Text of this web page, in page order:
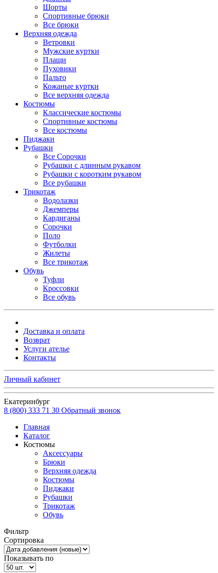
Шорты
Спортивные брюки
Все брюки
Верхняя одежда
Ветровки
Мужские куртки
Плащи
Пуховики
Пальто
Кожаные куртки
Все верхняя одежда
Костюмы
Классические костюмы
Спортивные костюмы
Все костюмы
Пиджаки
Рубашки
Все Сорочки
Рубашки с длинным рукавом
Рубашки с коротким рукавом
Все рубашки
Трикотаж
Водолазки
Джемперы
Кардиганы
Сорочки
Поло
Футболки
Жилеты
Все трикотаж
Обувь
Туфли
Кроссовки
Все обувь
Доставка и оплата
Возврат
Услуги ателье
Контакты
Личный кабинет
Екатеринбург
8 (800) 333 71 30 Обратный звонок
Главная
Каталог
Костюмы
Аксессуары
Брюки
Верхняя одежда
Костюмы
Пиджаки
Рубашки
Трикотаж
Обувь
Фильтр
Сортировка
Показывать по